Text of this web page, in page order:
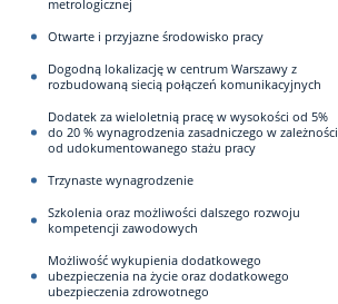
metrologicznej
Otwarte i przyjazne środowisko pracy
Dogodną lokalizację w centrum Warszawy z
rozbudowaną siecią połączeń komunikacyjnych
Dodatek za wieloletnią pracę w wysokości od 5%
do 20 % wynagrodzenia zasadniczego w zależności
od udokumentowanego stażu pracy
Trzynaste wynagrodzenie
Szkolenia oraz możliwości dalszego rozwoju
kompetencji zawodowych
Możliwość wykupienia dodatkowego
ubezpieczenia na życie oraz dodatkowego
ubezpieczenia zdrowotnego